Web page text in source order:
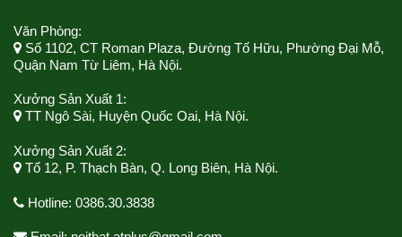
Văn Phòng:
Số 1102, CT Roman Plaza, Đường Tố Hữu, Phường Đại Mỗ,
Quận Nam Từ Liêm, Hà Nội.
Xưởng Sản Xuất 1:
TT Ngô Sài, Huyện Quốc Oai, Hà Nội.
Xưởng Sản Xuất 2:
Tổ 12, P. Thạch Bàn, Q. Long Biên, Hà Nội.
Hotline: 0386.30.3838